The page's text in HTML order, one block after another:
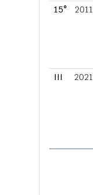
15°
2011
III
2021